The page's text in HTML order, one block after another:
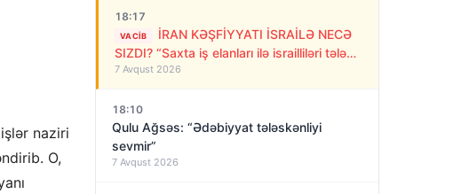
naziri
O,
18:17
VACIB
İRAN KƏŞFİYYATI İSRAİLƏ NECƏ
SIZDI? “Saxta iş elanları ilə israilliləri tələyə
saldılar”
7 Avqust 2026
18:10
Qulu Ağsəs: “Ədəbiyyat tələskənliyi
sevmir”
7 Avqust 2026